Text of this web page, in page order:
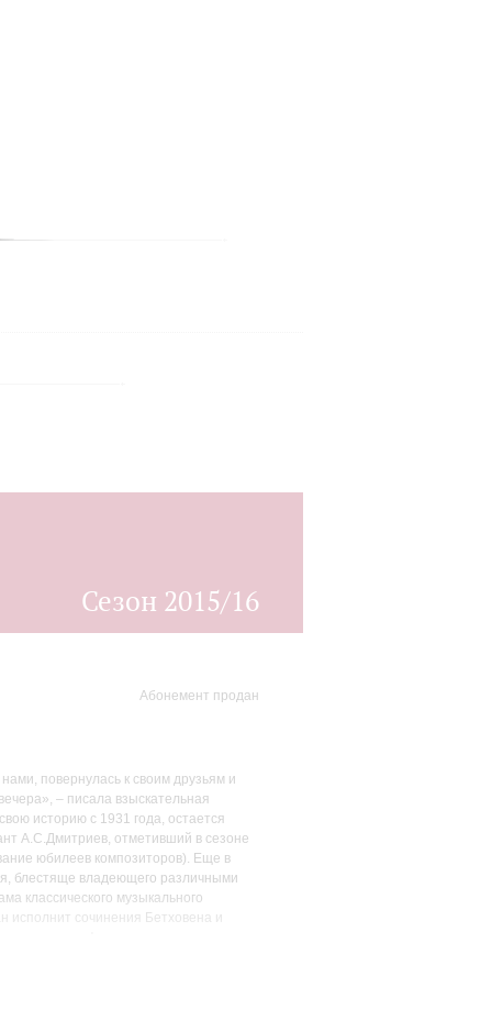
Сезон 2015/16
Абонемент продан
повернулась к своим друзьям и
– писала взыскательная
историю с 1931 года, остается
А.С.Дмитриев, отметивший в сезоне
юбилеев композиторов). Еще в
блестяще владеющего различными
классического музыкального
исполнит сочинения Бетховена и